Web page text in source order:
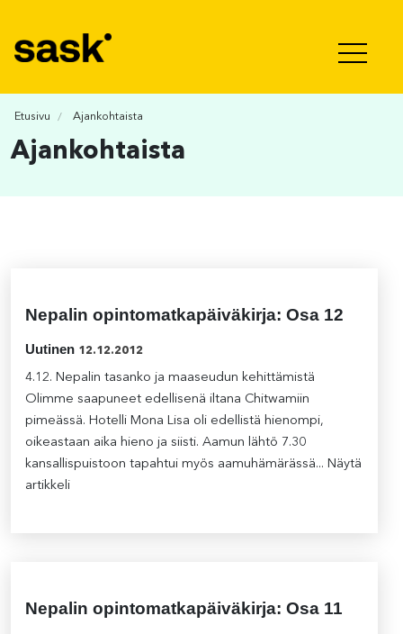
Etusivu Ajankohtaista
Ajankohtaista
Nepalin opintomatkapäiväkirja: Osa 12
Uutinen 12.12.2012
4.12. Nepalin tasanko ja maaseudun kehittämistä
Olimme saapuneet edellisenä iltana Chitwamiin
pimeässä. Hotelli Mona Lisa oli edellistä hienompi,
oikeastaan aika hieno ja siisti. Aamun lähtö 7.30
kansallispuistoon tapahtui myös aamuhämärässä... Näytä
artikkeli
Nepalin opintomatkapäiväkirja: Osa 11